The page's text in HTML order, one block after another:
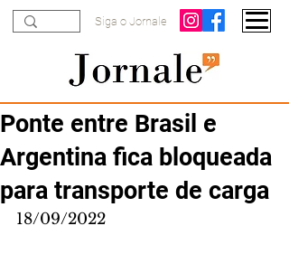
Siga o Jornale
Ponte entre Brasil e
Argentina fica bloqueada
para transporte de carga
18/09/2022